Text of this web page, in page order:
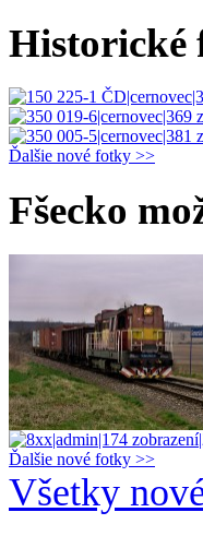
Historické
Ďalšie nové fotky >>
Fšecko
Ďalšie nové fotky >>
Všetky